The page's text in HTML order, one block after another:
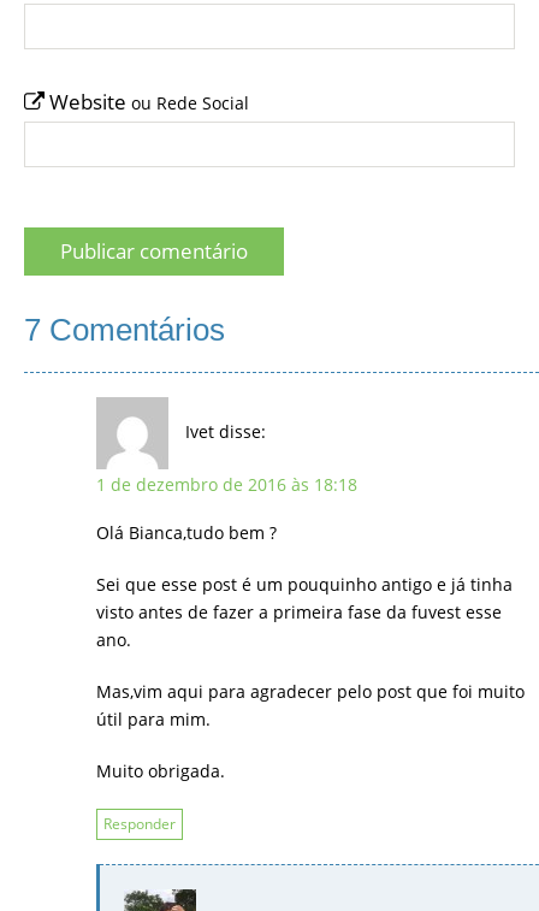
Website ou Rede Social
7 Comentários
Ivet disse:
1 de dezembro de 2016 às 18:18
Olá Bianca,tudo bem ?
Sei que esse post é um pouquinho antigo e já tinha
visto antes de fazer a primeira fase da fuvest esse
ano.
Mas,vim aqui para agradecer pelo post que foi muito
útil para mim.
Muito obrigada.
Responder